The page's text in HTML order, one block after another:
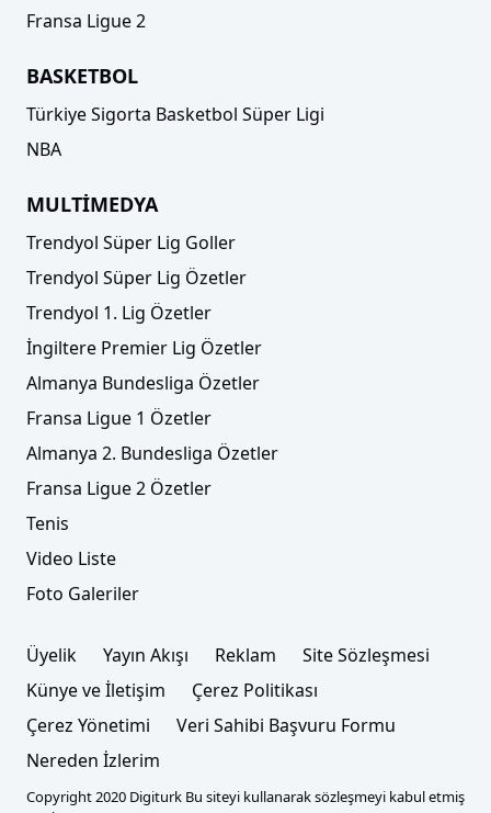
Fransa Ligue 2
BASKETBOL
Türkiye Sigorta Basketbol Süper Ligi
NBA
MULTİMEDYA
Trendyol Süper Lig Goller
Trendyol Süper Lig Özetler
Trendyol 1. Lig Özetler
İngiltere Premier Lig Özetler
Almanya Bundesliga Özetler
Fransa Ligue 1 Özetler
Almanya 2. Bundesliga Özetler
Fransa Ligue 2 Özetler
Tenis
Video Liste
Foto Galeriler
Üyelik Yayın Akışı Reklam
Site Sözleşmesi
Künye ve İletişim
Çerez Politikası
Çerez Yönetimi
Veri Sahibi Başvuru Formu
Nereden İzlerim
Copyright 2020 Digiturk Bu siteyi kullanarak sözleşmeyi kabul etmiş